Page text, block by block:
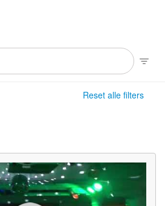
Reset alle filters